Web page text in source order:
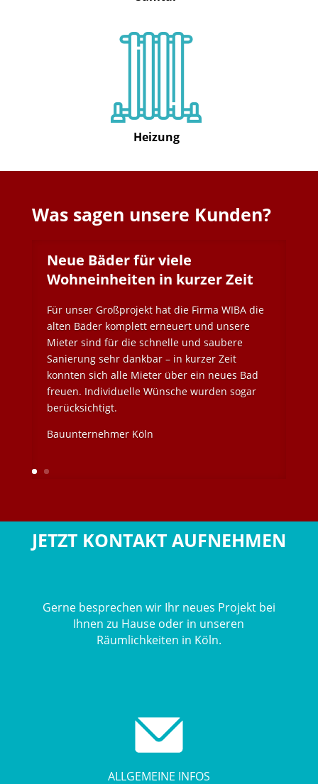
Heizung
Was sagen unsere Kunden?
Neue Bäder für viele
Wohneinheiten in kurzer Zeit
Für unser Großprojekt hat die Firma WIBA die
alten Bäder komplett erneuert und unsere
Mieter sind für die schnelle und saubere
Sanierung sehr dankbar – in kurzer Zeit
konnten sich alle Mieter über ein neues Bad
freuen. Individuelle Wünsche wurden sogar
berücksichtigt.
Bauunternehmer Köln
JETZT KONTAKT AUFNEHMEN
Gerne besprechen wir Ihr neues Projekt bei
Ihnen zu Hause oder in unseren
Räumlichkeiten in Köln.
ALLGEMEINE INFOS